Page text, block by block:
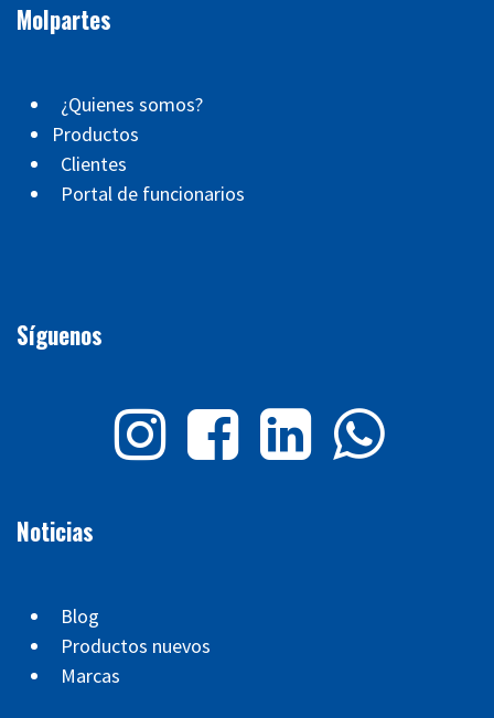
Molpartes
¿Quienes somos?
Productos
Clientes
Portal de funcionarios
Síguenos
Noticias
Blog
Productos nuevos
Marcas